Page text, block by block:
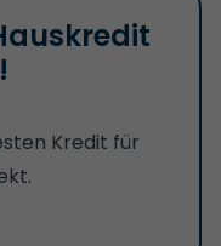
Kredit für